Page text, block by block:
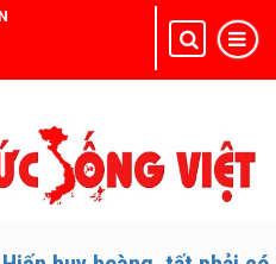
Toggle
Toggle
navigation